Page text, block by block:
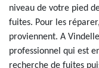
niveau de votre pied
fuites. Pour les
proviennent. A
professionnel qui est
recherche de fuites